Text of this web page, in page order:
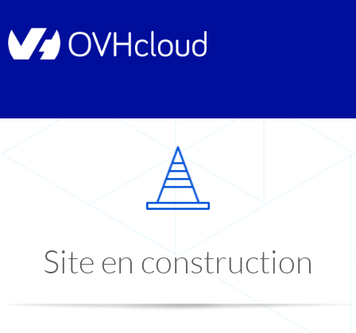
Site en construction